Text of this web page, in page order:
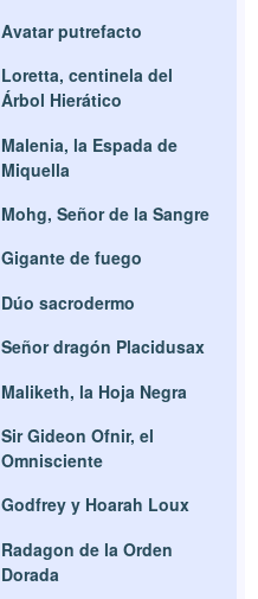
Avatar putrefacto
Loretta, centinela del
Árbol Hierático
Malenia, la Espada de
Miquella
Mohg, Señor de la Sangre
Gigante de fuego
Dúo sacrodermo
Señor dragón Placidusax
Maliketh, la Hoja Negra
Sir Gideon Ofnir, el
Omnisciente
Godfrey y Hoarah Loux
Radagon de la Orden
Dorada